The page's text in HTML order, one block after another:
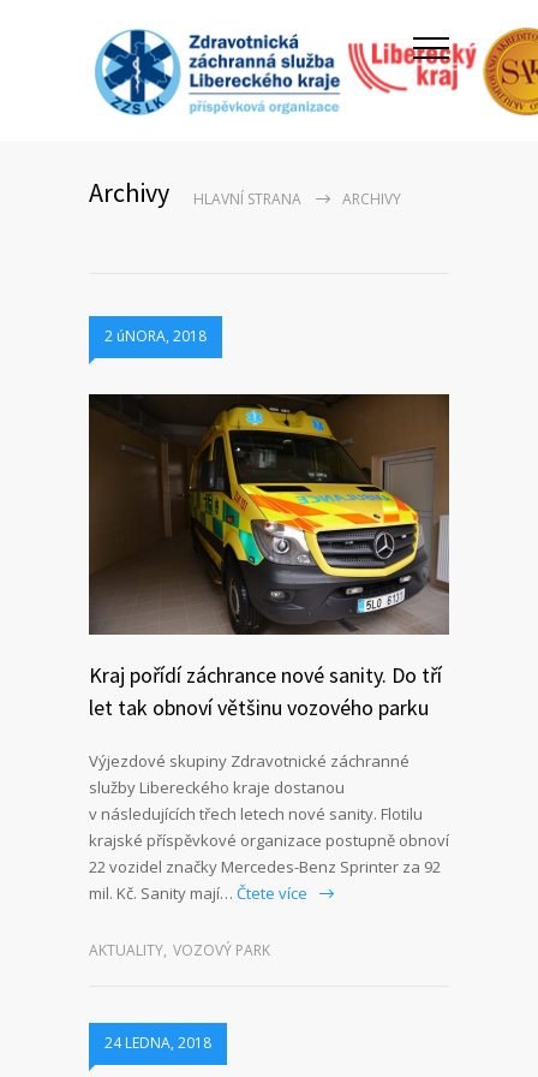
Archivy HLAVNÍ STRANA ARCHIVY
2 úNORA, 2018
Kraj pořídí záchrance nové sanity. Do tří
let tak obnoví většinu vozového parku
Výjezdové skupiny Zdravotnické záchranné
služby Libereckého kraje dostanou
v následujících třech letech nové sanity. Flotilu
krajské příspěvkové organizace postupně obnoví
22 vozidel značky Mercedes-Benz Sprinter za 92
mil. Kč. Sanity mají… Čtete více
AKTUALITY, VOZOVÝ PARK
24 LEDNA, 2018